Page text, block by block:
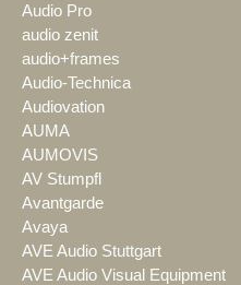
Audio Pro
audio zenit
audio+frames
Audio-Technica
Audiovation
AUMA
AUMOVIS
AV Stumpfl
Avantgarde
Avaya
AVE Audio Stuttgart
AVE Audio Visual Equipment